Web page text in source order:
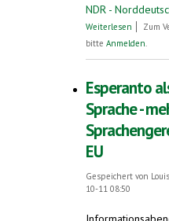
NDR -
Weiterlesen überZum
bitte Anmelden
Esperanto
Sprache -
EU
Gespeichert von
10-11 08:50